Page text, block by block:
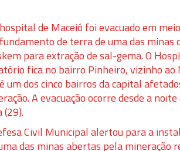
de Maceió foi evacuado em
de terra de uma das minas
para extração de sal-gema. O
fica no bairro Pinheiro, vizinho ao
um dos cinco bairros da capital
A evacuação ocorre desde a
(29).
Civil Municipal alertou paraa
das minas abertas pela mineração